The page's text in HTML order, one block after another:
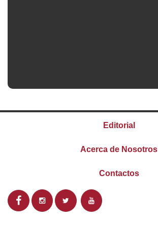
Editorial
Acerca de Nosotros
Contactos